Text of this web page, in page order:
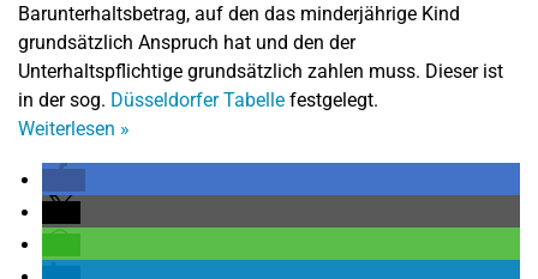
Barunterhaltsbetrag, auf den das minderjährige Kind
grundsätzlich Anspruch hat und den der
Unterhaltspflichtige grundsätzlich zahlen muss. Dieser ist
in der sog. Düsseldorfer Tabelle festgelegt.
Weiterlesen »